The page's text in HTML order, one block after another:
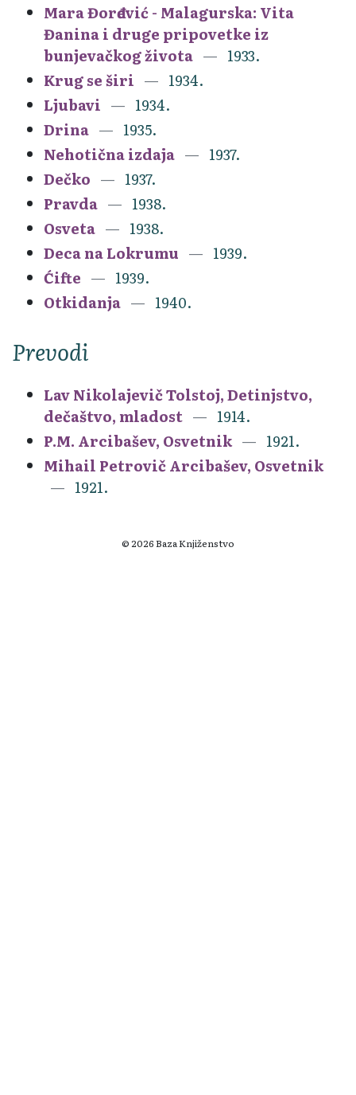
Mara Đorđević - Malagurska: Vita
Đanina i druge pripovetke iz
bunjevačkog života
1933.
Krug se širi
1934.
Ljubavi
1934.
Drina
1935.
Nehotična izdaja
1937.
Dečko
1937.
Pravda
1938.
Osveta
1938.
Deca na Lokrumu
1939.
Ćifte
1939.
Otkidanja
1940.
Prevodi
Lav Nikolajevič Tolstoj, Detinjstvo,
dečaštvo, mladost
1914.
P.M. Arcibašev, Osvetnik
1921.
Mihail Petrovič Arcibašev, Osvetnik
1921.
© 2026 Baza Knjiženstvo